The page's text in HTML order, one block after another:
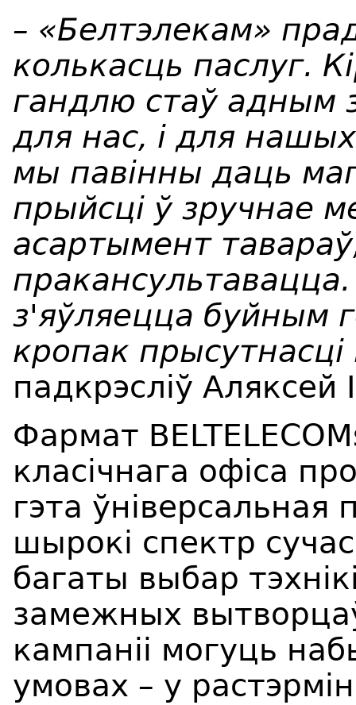
– «Белтэлекам»
колькасць паслуг.
гандлю стаў адным
для нас, і для
мы павінны даць
прыйсці ў зручнае
асартымент
з'яўляецца буйным
кропак
падкрэсліў Аляксей
Фармат
класічнага офіса
гэта
шырокі спектр
багаты выбар
замежных
кампаніі могуць
умовах – у